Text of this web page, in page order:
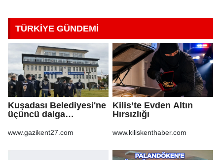
TÜRKİYE GÜNDEMİ
Kuşadası Belediyesi'ne
üçüncü dalga
www.gazikent27.com
Kilis’te Evden Altın
Hırsızlığı
www.kiliskenthaber.com